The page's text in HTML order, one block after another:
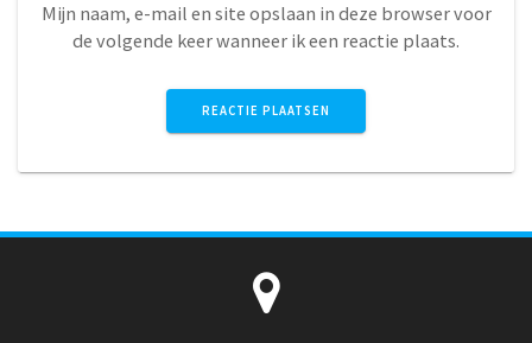
Mijn naam, e-mail en site opslaan in deze browser voor
de volgende keer wanneer ik een reactie plaats.